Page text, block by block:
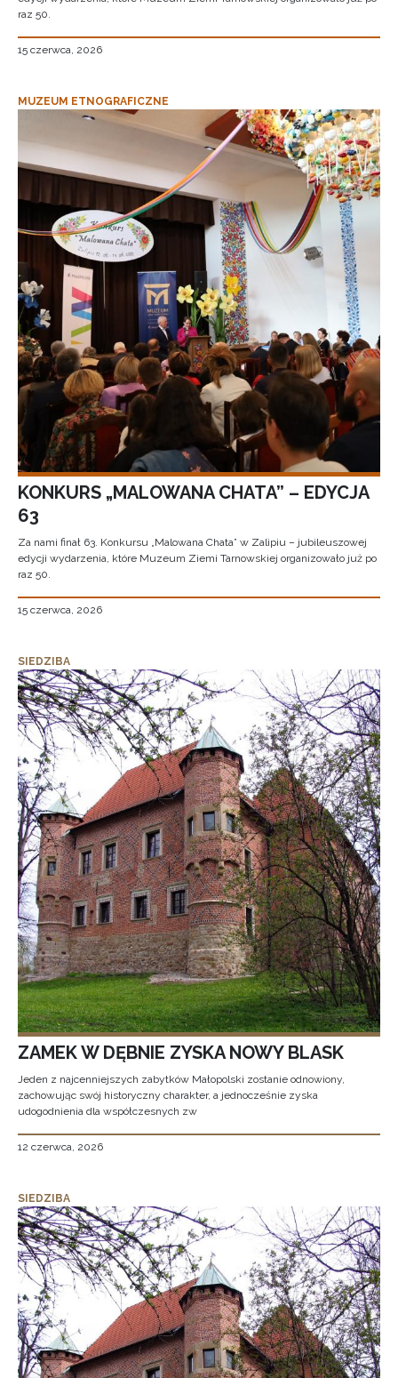
raz 50.
15 czerwca, 2026
MUZEUM ETNOGRAFICZNE
KONKURS „MALOWANA CHATA” – EDYCJA
63
Za nami finał 63. Konkursu „Malowana Chata” w Zalipiu – jubileuszowej
edycji wydarzenia, które Muzeum Ziemi Tarnowskiej organizowało już po
raz 50.
15 czerwca, 2026
SIEDZIBA
ZAMEK W DĘBNIE ZYSKA NOWY BLASK
Jeden z najcenniejszych zabytków Małopolski zostanie odnowiony,
zachowując swój historyczny charakter, a jednocześnie zyska
udogodnienia dla współczesnych zw
12 czerwca, 2026
SIEDZIBA